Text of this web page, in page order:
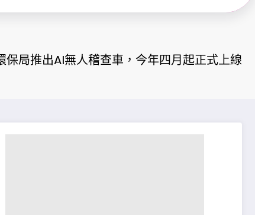
保局推出AI無人稽查車，今年四月起正式上線